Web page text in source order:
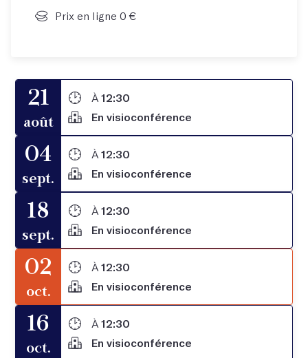
Prix en ligne 0 €
21
août
À 12:30
En visioconférence
04
sept.
À 12:30
En visioconférence
18
sept.
À 12:30
En visioconférence
02
oct.
À 12:30
En visioconférence
16
oct.
À 12:30
En visioconférence